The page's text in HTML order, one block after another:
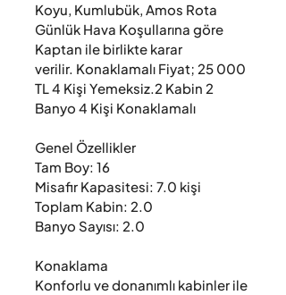
Koyu, Kumlubük, Amos Rota
Günlük Hava Koşullarına göre
Kaptan ile birlikte karar
verilir. Konaklamalı Fiyat; 25 000
TL 4 Kişi Yemeksiz.2 Kabin 2
Banyo 4 Kişi Konaklamalı
Genel Özellikler
Tam Boy: 16
Misafir Kapasitesi: 7.0 kişi
Toplam Kabin: 2.0
Banyo Sayısı: 2.0
Konaklama
Konforlu ve donanımlı kabinler ile